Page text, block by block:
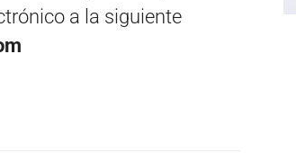
a la siguiente